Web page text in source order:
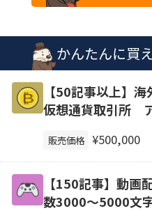
かんたんに買
【50記事以上】
仮想通貨取引所
販売価格 ¥500,000
【150記事】動画
数3000～5000文